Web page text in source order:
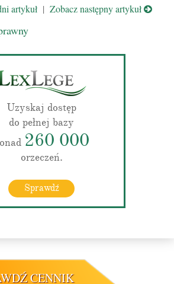
artykuł | Zobacz następny artykuł
Uzyskaj dostęp
do pełnej bazy
260 000
orzeczeń.
Sprawdź
CENNIK